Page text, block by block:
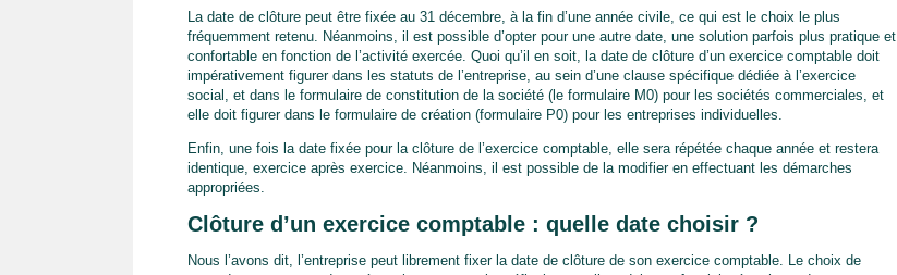
La date de clôture peut être fixée au 31 décembre, à la fin d’une année civile, ce qui est le choix le plus
fréquemment retenu. Néanmoins, il est possible d’opter pour une autre date, une solution parfois plus pratique et
confortable en fonction de l’activité exercée. Quoi qu’il en soit, la date de clôture d’un exercice comptable doit
impérativement figurer dans les statuts de l’entreprise, au sein d’une clause spécifique dédiée à l’exercice
social, et dans le formulaire de constitution de la société (le formulaire M0) pour les sociétés commerciales, et
elle doit figurer dans le formulaire de création (formulaire P0) pour les entreprises individuelles.
Enfin, une fois la date fixée pour la clôture de l’exercice comptable, elle sera répétée chaque année et restera
identique, exercice après exercice. Néanmoins, il est possible de la modifier en effectuant les démarches
appropriées.
Clôture d’un exercice comptable : quelle date choisir ?
Nous l’avons dit, l’entreprise peut librement fixer la date de clôture de son exercice comptable. Le choix de